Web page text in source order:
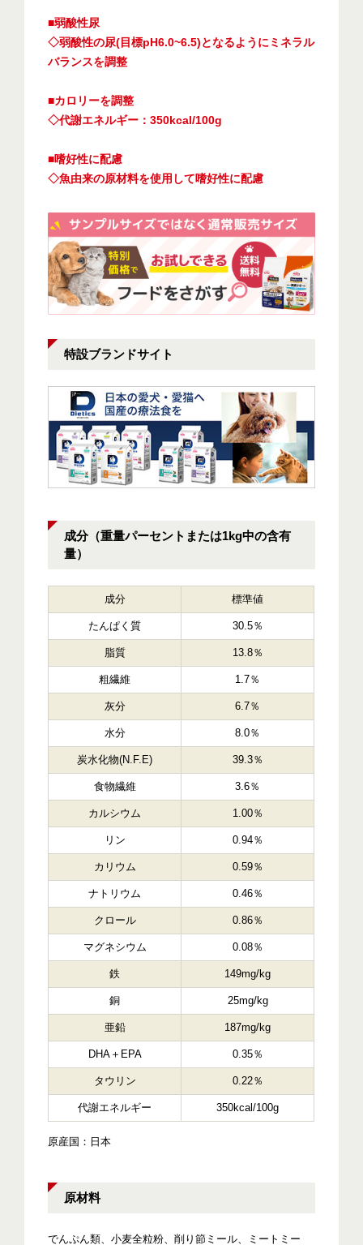
■弱酸性尿
◇弱酸性の尿(目標pH6.0~6.5)となるようにミネラル
バランスを調整
■カロリーを調整
◇代謝エネルギー：350kcal/100g
■嗜好性に配慮
◇魚由来の原材料を使用して嗜好性に配慮
特設ブランドサイト
成分（重量パーセントまたは1kg中の含有
量）
成分 標準値
たんぱく質 30.5％
脂質 13.8％
粗繊維 1.7％
灰分 6.7％
水分 8.0％
炭水化物(N.F.E) 39.3％
食物繊維 3.6％
カルシウム 1.00％
リン 0.94％
カリウム 0.59％
ナトリウム 0.46％
クロール 0.86％
マグネシウム 0.08％
鉄 149mg/kg
銅 25mg/kg
亜鉛 187mg/kg
DHA＋EPA 0.35％
タウリン 0.22％
代謝エネルギー 350kcal/100g
原産国：日本
原材料
でんぷん類、小麦全粒粉、削り節ミール、ミートミー